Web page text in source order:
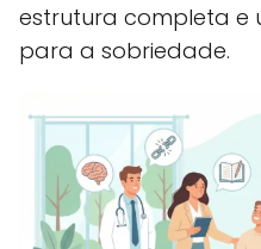
estrutura completa e
para a sobriedade.